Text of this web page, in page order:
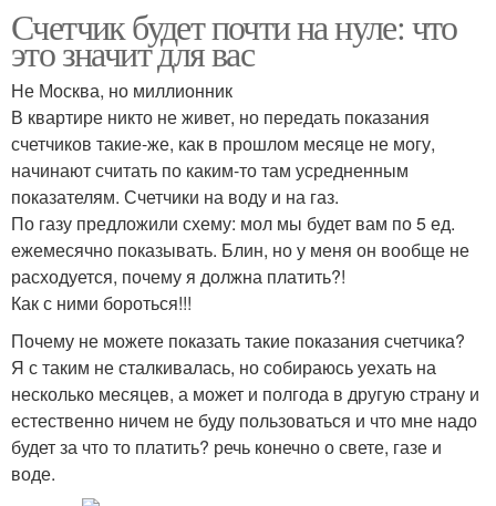
Счетчик будет почти на нуле: что
это значит для вас
Не Москва, но миллионник
В квартире никто не живет, но передать показания
счетчиков такие-же, как в прошлом месяце не могу,
начинают считать по каким-то там усредненным
показателям. Счетчики на воду и на газ.
По газу предложили схему: мол мы будет вам по 5 ед.
ежемесячно показывать. Блин, но у меня он вообще не
расходуется, почему я должна платить?!
Как с ними бороться!!!
Почему не можете показать такие показания счетчика?
Я с таким не сталкивалась, но собираюсь уехать на
несколько месяцев, а может и полгода в другую страну и
естественно ничем не буду пользоваться и что мне надо
будет за что то платить? речь конечно о свете, газе и
воде.